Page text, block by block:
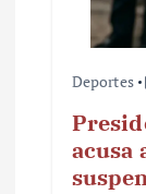
Deportes
acusa